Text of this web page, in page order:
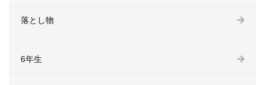
落とし物
6年生